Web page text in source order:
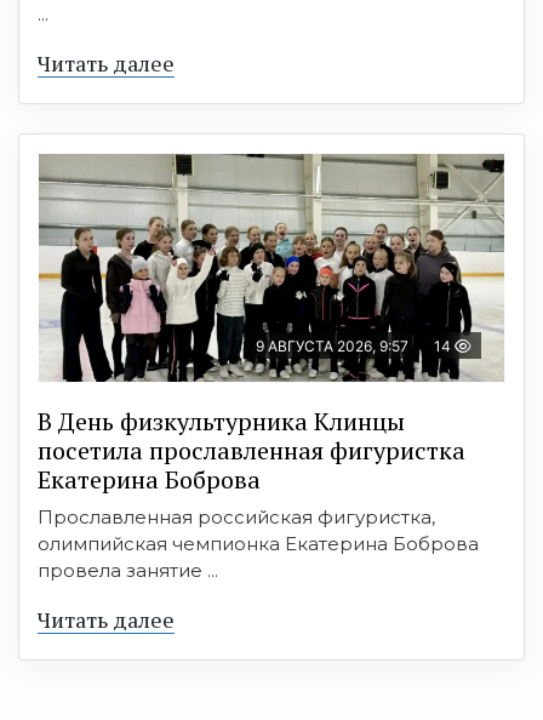
...
Читать далее
9 АВГУСТА 2026, 9:57 14
В День физкультурника Клинцы
посетила прославленная фигуристка
Екатерина Боброва
Прославленная российская фигуристка,
олимпийская чемпионка Екатерина Боброва
провела занятие ...
Читать далее